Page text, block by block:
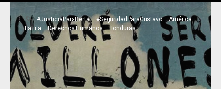
#JusticiaParaBerta #SeguridadParaGustavo
América
Latina
Derechos Humanos Honduras